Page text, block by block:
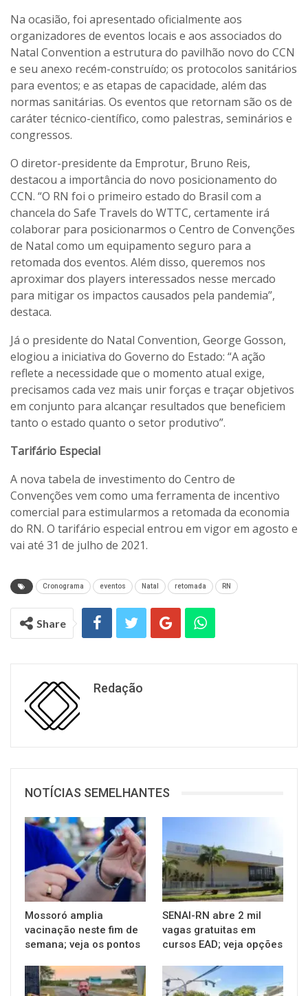
Na ocasião, foi apresentado oficialmente aos
organizadores de eventos locais e aos associados do
Natal Convention a estrutura do pavilhão novo do CCN
e seu anexo recém-construído; os protocolos sanitários
para eventos; e as etapas de capacidade, além das
normas sanitárias. Os eventos que retornam são os de
caráter técnico-científico, como palestras, seminários e
congressos.
O diretor-presidente da Emprotur, Bruno Reis,
destacou a importância do novo posicionamento do
CCN. “O RN foi o primeiro estado do Brasil com a
chancela do Safe Travels do WTTC, certamente irá
colaborar para posicionarmos o Centro de Convenções
de Natal como um equipamento seguro para a
retomada dos eventos. Além disso, queremos nos
aproximar dos players interessados nesse mercado
para mitigar os impactos causados pela pandemia”,
destaca.
Já o presidente do Natal Convention, George Gosson,
elogiou a iniciativa do Governo do Estado: “A ação
reflete a necessidade que o momento atual exige,
precisamos cada vez mais unir forças e traçar objetivos
em conjunto para alcançar resultados que beneficiem
tanto o estado quanto o setor produtivo”.
Tarifário Especial
A nova tabela de investimento do Centro de
Convenções vem como uma ferramenta de incentivo
comercial para estimularmos a retomada da economia
do RN. O tarifário especial entrou em vigor em agosto e
vai até 31 de julho de 2021.
Cronograma eventos Natal retomada RN
Share
Redação
NOTÍCIAS SEMELHANTES
Mossoró amplia
vacinação neste fim de
semana; veja os pontos
SENAI-RN abre 2 mil
vagas gratuitas em
cursos EAD; veja opções